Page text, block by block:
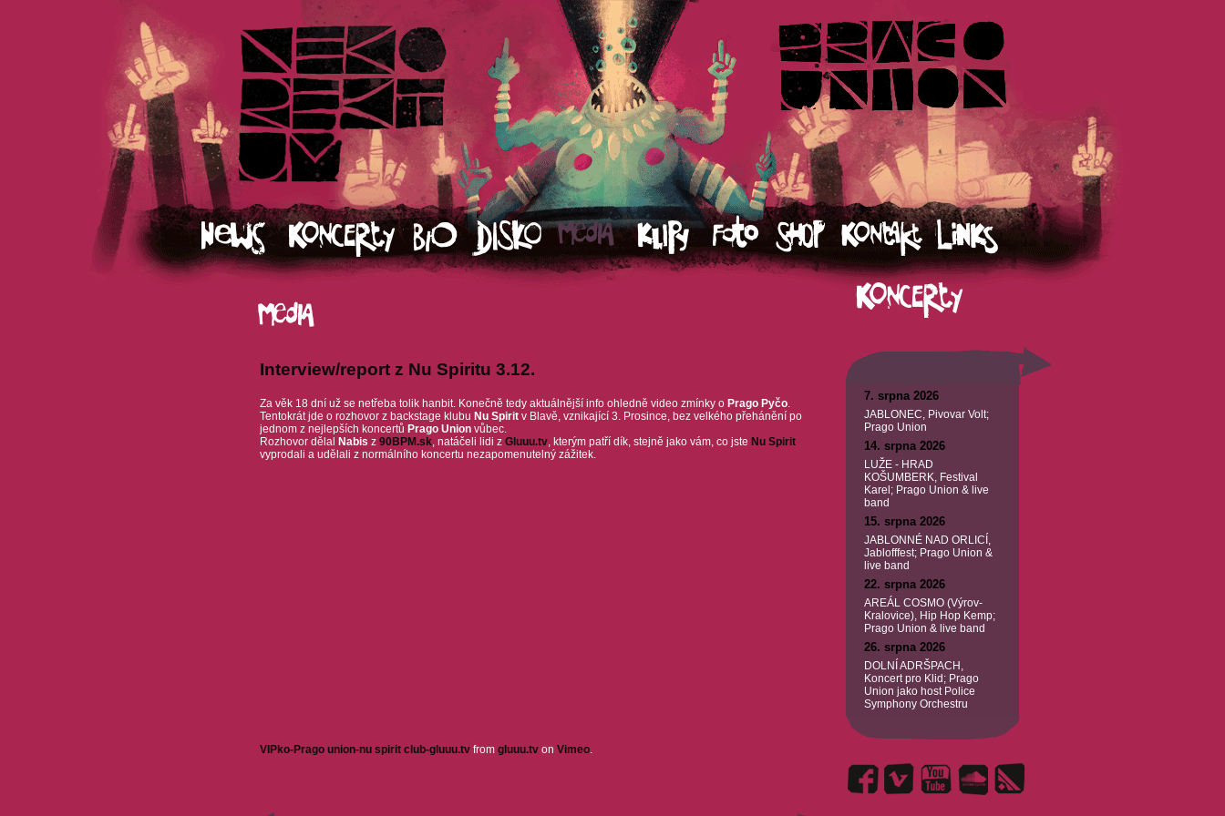
Interview/report z Nu Spiritu 3.12.
Za věk 18 dní už se netřeba tolik hanbit. Konečně tedy aktuálnější info ohledně video zmínky o Prago Pyčo.
Tentokrát jde o rozhovor z backstage klubu Nu Spiritv Blavě, vznikající 3. Prosince, bez velkého přehánění po
jednom z nejlepších koncertů Prago Unionvůbec.
Rozhovor dělal Nabis z 90BPM.sk, natáčeli lidi z Gluuu.tv, kterým patří dík, stejně jako vám, co jste Nu Spirit
vyprodali a udělali z normálního koncertu nezapomenutelný zážitek.
VIPko-Prago union-nu spirit club-gluuu.tvfrom gluuu.tvon Vimeo.
7. srpna 2026
JABLONEC, Pivovar Volt;
Prago Union
14. srpna 2026
LUŽE - HRAD
KOŠUMBERK, Festival
Karel; Prago Union & live
band
15. srpna 2026
JABLONNÉ NAD ORLICÍ,
Jablofffest; Prago Union &
live band
22. srpna 2026
AREÁL COSMO (Výrov-
Kralovice), Hip Hop Kemp;
Prago Union & live band
26. srpna 2026
DOLNÍ ADRŠPACH,
Koncert pro Klid; Prago
Union jako host Police
Symphony Orchestru